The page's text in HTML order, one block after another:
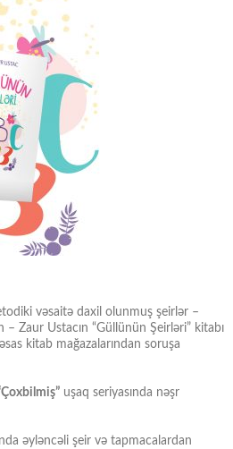
vəsaitə daxil olunmuş şeirlər –
– Zaur Ustacın “Güllünün Şeirləri” kitabı
kitab mağazalarından soruşa
uşaq seriyasında nəşr
əyləncəli şeir və tapmacalardan